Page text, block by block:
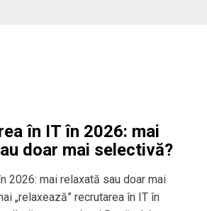
în IT în 2026: mai
doar mai selectivă?
2026: mai relaxată sau doar mai
„relaxează” recrutarea în IT în